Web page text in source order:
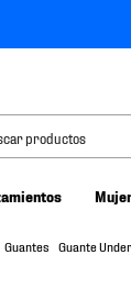
productos
Guantes Guante